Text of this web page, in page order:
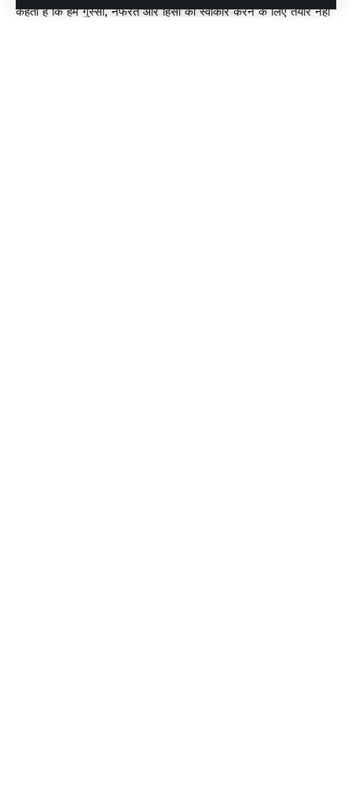
कहती है कि हम गुस्सा, नफरत और हिंसा को स्वीकार करने के लिए तैयार नहीं